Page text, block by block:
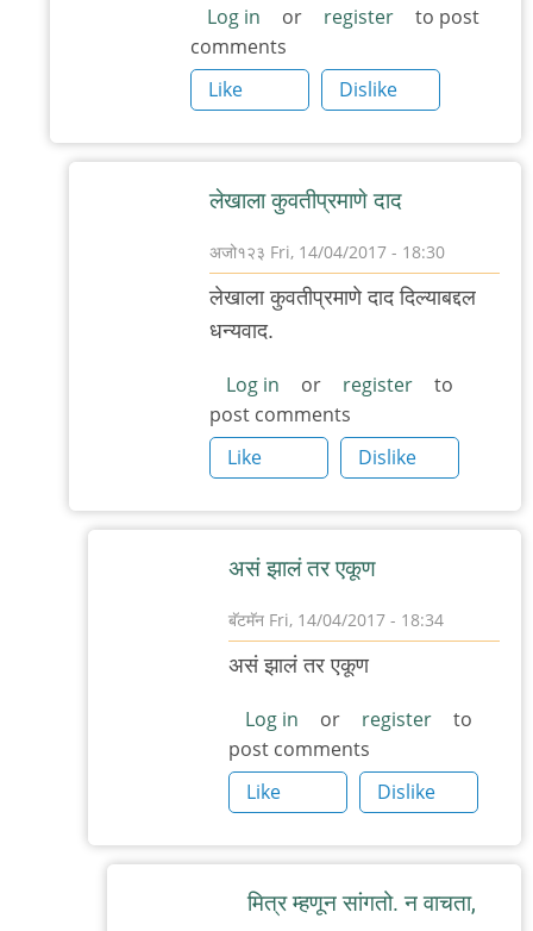
तुम्हालाही
वाईट
वैगेरे
वाटू
अजो१२३
Log in or register
to post
comments
Like
Dislike
लेखाला कुवतीप्रमाणे दाद
अजो१२३ Fri, 14/04/2017 - 18:30
In
उगी
उगी
by
बॅटमॅन
लेखाला कुवतीप्रमाणे दाद दिल्याबद्दल
धन्यवाद.
Log in or register
to
post comments
Like
Dislike
असं झालं त‌र‌ एकूण‌
बॅटमॅन Fri, 14/04/2017 - 18:34
In
reply
लेखाला
कुवतीप्रमाणे
दाद
by
असं झालं त‌र‌ एकूण‌
Log in or register
to
post comments
Like
Dislike
मित्र म्हणून सांगतो. न वाचता,